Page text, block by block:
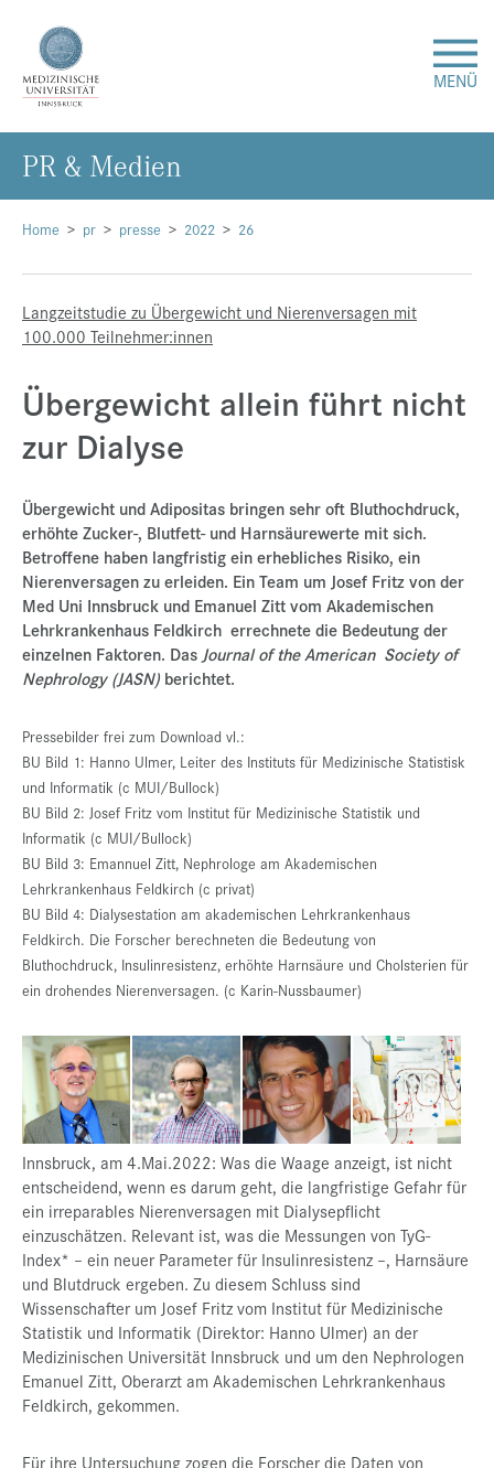
MENÜ
Forschung
Studium & Lehre
Krankenversorgung
Internationales
Presse
Jobs
Kontakt
Datenschutz
Service-Links
de |
en
Home pr presse 2022 26
Langzeitstudie zu Übergewicht und Nierenversagen mit
100.000 Teilnehmer:innen
Übergewicht allein führt nicht
zur Dialyse
Übergewicht und Adipositas bringen sehr oft Bluthochdruck,
erhöhte Zucker-, Blutfett- und Harnsäurewerte mit sich.
Betroffene haben langfristig ein erhebliches Risiko, ein
Nierenversagen zu erleiden. Ein Team um Josef Fritz von der
Med Uni Innsbruck und Emanuel Zitt vom Akademischen
Lehrkrankenhaus Feldkirch errechnete die Bedeutung der
einzelnen Faktoren. Das Journal of the American Society of
Nephrology (JASN) berichtet.
Pressebilder frei zum Download vl.:
BU Bild 1: Hanno Ulmer, Leiter des Instituts für Medizinische Statistisk
und Informatik (c MUI/Bullock)
BU Bild 2: Josef Fritz vom Institut für Medizinische Statistik und
Informatik (c MUI/Bullock)
BU Bild 3: Emannuel Zitt, Nephrologe am Akademischen
Lehrkrankenhaus Feldkirch (c privat)
BU Bild 4: Dialysestation am akademischen Lehrkrankenhaus
Feldkirch. Die Forscher berechneten die Bedeutung von
Bluthochdruck, Insulinresistenz, erhöhte Harnsäure und Cholsterien für
ein drohendes Nierenversagen. (c Karin-Nussbaumer)
Innsbruck, am 4.Mai.2022: Was die Waage anzeigt, ist nicht
entscheidend, wenn es darum geht, die langfristige Gefahr für
ein irreparables Nierenversagen mit Dialysepflicht
einzuschätzen. Relevant ist, was die Messungen von TyG-
Index* – ein neuer Parameter für Insulinresistenz –, Harnsäure
und Blutdruck ergeben. Zu diesem Schluss sind
Wissenschafter um Josef Fritz vom Institut für Medizinische
Statistik und Informatik (Direktor: Hanno Ulmer) an der
Medizinischen Universität Innsbruck und um den Nephrologen
Emanuel Zitt, Oberarzt am Akademischen Lehrkrankenhaus
Feldkirch, gekommen.
Für ihre Untersuchung zogen die Forscher die Daten von
PR & Me­di­en